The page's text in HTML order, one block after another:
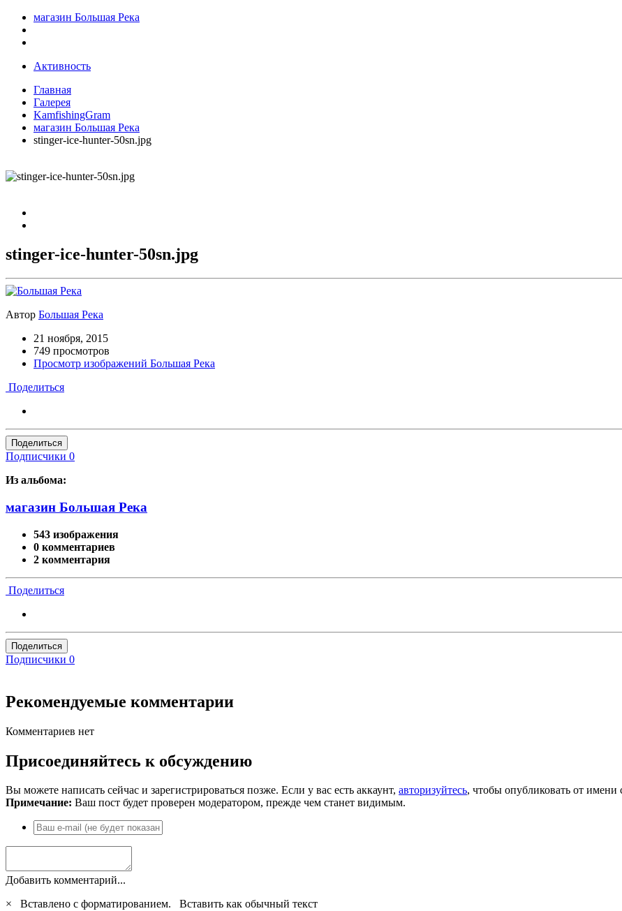
магазин Большая Река
Активность
Главная
Галерея
KamfishingGram
магазин Большая Река
stinger-ice-hunter-50sn.jpg
stinger-ice-hunter-50sn.jpg
Автор Большая Река
21 ноября, 2015
749 просмотров
Просмотр изображений Большая Река
Поделиться
Поделиться
Подписчики 0
Из альбома:
магазин Большая Река
543 изображения
0 комментариев
2 комментария
Поделиться
Поделиться
Подписчики 0
Рекомендуемые комментарии
Комментариев нет
Присоединяйтесь к обсуждению
Вы можете написать сейчас и зарегистрироваться позже. Если у вас есть аккаунт, авторизуйтесь, чтобы опубликовать от имени
Примечание: Ваш пост будет проверен модератором, прежде чем станет видимым.
Добавить комментарий...
×
Вставлено с форматированием. Вставить как обычный текст